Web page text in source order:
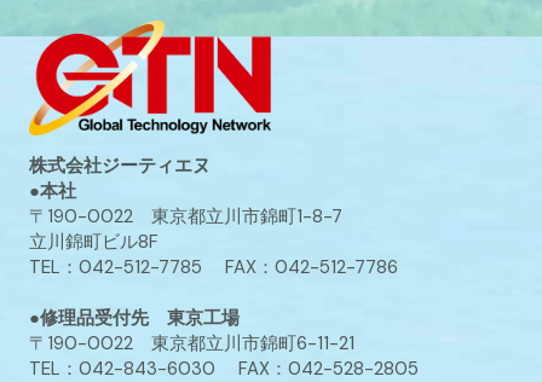
株式会社ジーティエヌ
●本社
〒190-0022 東京都立川市錦町1-8-7
立川錦町ビル8F
TEL：042-512-7785 FAX：042-512-7786
●修理品受付先 東京工場
〒190-0022 東京都立川市錦町6-11-21
TEL：042-843-6030 FAX：042-528-2805